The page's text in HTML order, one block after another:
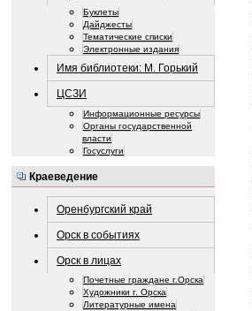
Буклеты
Дайджесты
Тематические списки
Электронные издания
Имя библиотеки: М. Горький
ЦСЗИ
Информационные ресурсы
Органы государственной
власти
Госуслуги
Краеведение
Оренбургский край
Орск в событиях
Орск в лицах
Почетные граждане г.Орска
Художники г. Орска
Литературные имена